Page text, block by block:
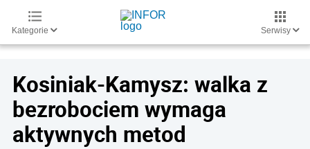
Kategorie Serwisy
Kosiniak-Kamysz: walka z
bezrobociem wymaga
aktywnych metod